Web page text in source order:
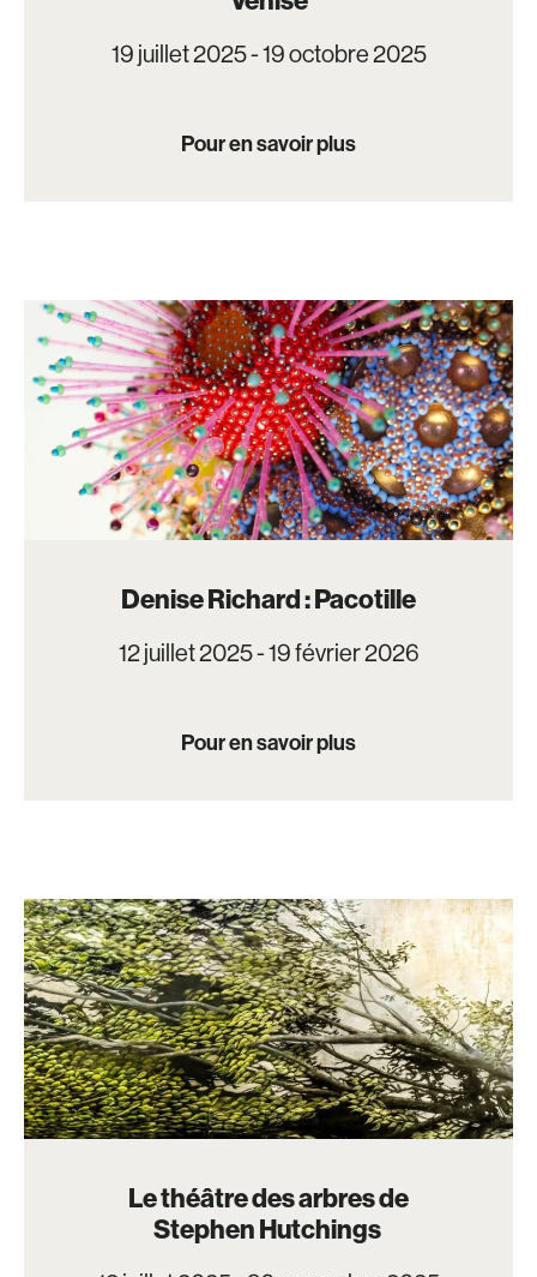
19 juillet 2025 - 19 octobre 2025
Pour en savoir plus
Denise Richard : Pacotille
12 juillet 2025 - 19 février 2026
Pour en savoir plus
Le théâtre des arbres de
Stephen Hutchings